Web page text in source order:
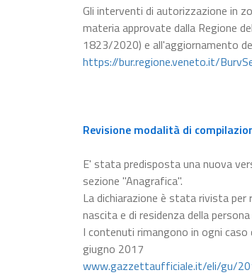
Gli interventi di autorizzazione in
materia approvate dalla Regione
1823/2020) e all'aggiornamento
https://bur.regione.veneto.it/
Revisione modalità di
E' stata predisposta una nuova
sezione "Anagrafica".
La dichiarazione è stata rivista per
nascita e di residenza della
I contenuti rimangono in ogni
giugno 2017
www.gazzettaufficiale.it/eli/gu/